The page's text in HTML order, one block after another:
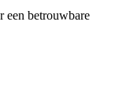
een betrouwbare